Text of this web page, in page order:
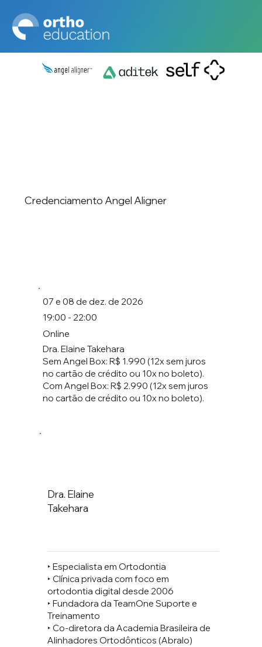
Credenciamento Angel Aligner
07 e 08 de dez. de 2026
19:00 - 22:00
Online
Dra. Elaine Takehara
Sem Angel Box: R$ 1.990 (12x sem juros
no cartão de crédito ou 10x no boleto).
Com Angel Box: R$ 2.990 (12x sem juros
no cartão de crédito ou 10x no boleto).
Dra. Elaine
Takehara
‣ Especialista em Ortodontia
‣ Clínica privada com foco em
ortodontia digital desde 2006
‣ Fundadora da TeamOne Suporte e
Treinamento
‣ Co-diretora da Academia Brasileira de
Alinhadores Ortodônticos (Abralo)